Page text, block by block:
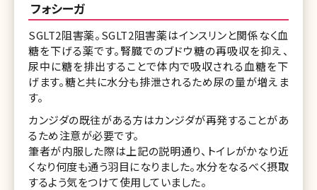
フォシーガ
SGLT2阻害薬。SGLT2阻害薬はインスリンと関係なく血
糖を下げる薬です。腎臓でのブドウ糖の再吸収を抑え、
尿中に糖を排出することで体内で吸収される血糖を下
げます。糖と共に水分も排泄されるため尿の量が増えま
す。
カンジダの既往がある方はカンジダが再発することがあ
るため注意が必要です。
筆者が内服した際は上記の説明通り、トイレがかなり近
くなり何度も通う羽目になりました。水分をなるべく摂取
するよう気をつけて使用していました。